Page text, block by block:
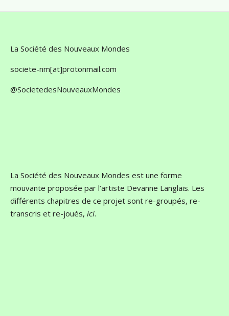
La Société des Nouveaux Mondes
societe-nm[at]protonmail.com
@SocietedesNouveauxMondes
La Société des Nouveaux Mondes est une forme
mouvante proposée par l’artiste Devanne Langlais. Les
différents chapitres de ce projet sont re-groupés, re-
transcris et re-joués, ici.